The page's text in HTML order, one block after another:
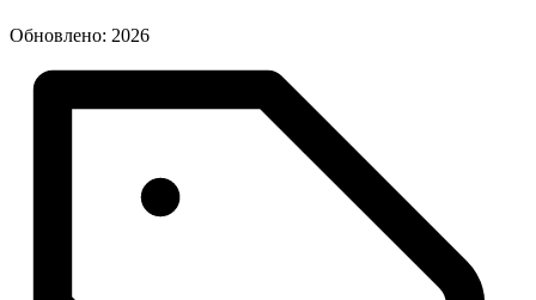
Обновлено: 2026